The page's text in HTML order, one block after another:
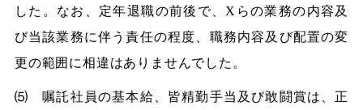
した。なお、定年退職の前後で、Xらの業務の内容及
び当該業務に伴う責任の程度、職務内容及び配置の変
更の範囲に相違はありませんでした。
⑸ 嘱託社員の基本給、皆精勤手当及び敢闘賞は、正